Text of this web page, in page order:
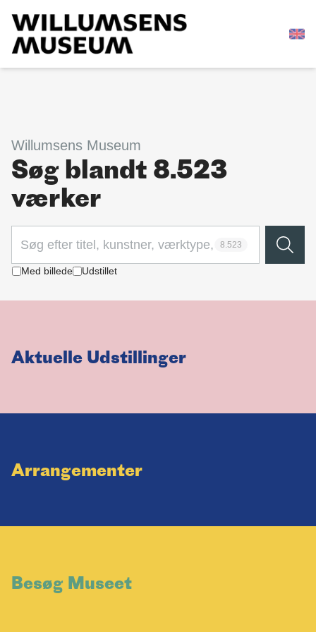
Willumsens Museum
Søg blandt 8.523
værker
8.523
Med billede Udstillet
Aktuelle Udstillinger
Arrangementer
Besøg Museet